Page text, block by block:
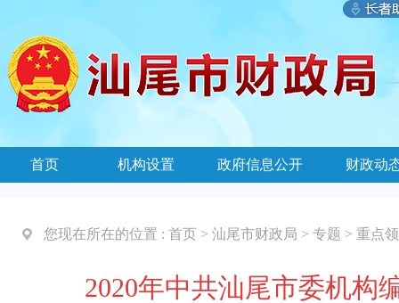
首页 机构设置 政府信息公开 财政动
您现在所在的位置 : 首页 > 汕尾市财政局 > 专题 > 重点
2020年中共汕尾市委机构